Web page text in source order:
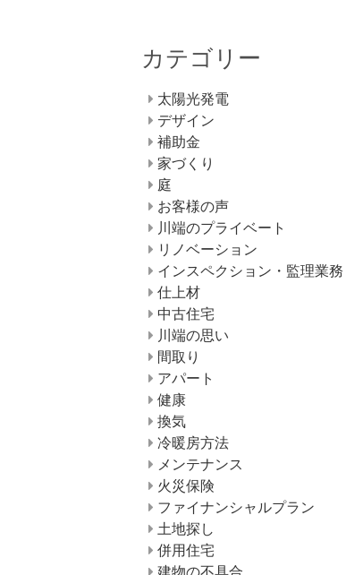
カテゴリー
太陽光発電
デザイン
補助金
家づくり
庭
お客様の声
川端のプライベート
リノベーション
インスペクション・監理業務
仕上材
中古住宅
川端の思い
間取り
アパート
健康
換気
冷暖房方法
メンテナンス
火災保険
ファイナンシャルプラン
土地探し
併用住宅
建物の不具合